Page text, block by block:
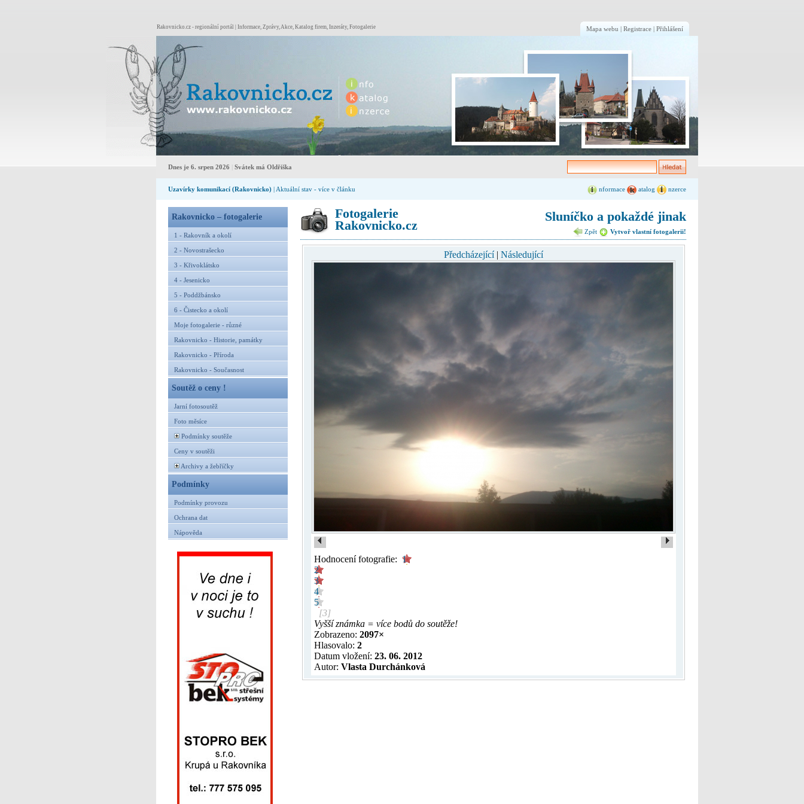
Mapa webu | Registrace | Přihlášení
Rakovnicko.cz - regionální portál | Informace, Zprávy, Akce, Katalog firem, Inzeráty, Fotogalerie
Dnes je 6. srpen 2026 Svátek má Oldřiška
Uzavírky komunikací (Rakovnicko) | Aktuální stav - více v článku nformace atalog nzerce
Rakovnicko – fotogalerie
1 - Rakovník a okolí
2 - Novostrašecko
3 - Křivoklátsko
4 - Jesenicko
5 - Poddžbánsko
6 - Čistecko a okolí
Moje fotogalerie - různé
Rakovnicko - Historie, památky
Rakovnicko - Příroda
Rakovnicko - Současnost
Soutěž o ceny !
Jarní fotosoutěž
Foto měsíce
Podmínky soutěže
Ceny v soutěži
Archivy a žebříčky
Podmínky
Podmínky provozu
Ochrana dat
Nápověda
Fotogalerie
Rakovnicko.cz
Sluníčko a pokaždé jinak
Zpět Vytvoř vlastní fotogalerii!
Předcházející| Následující
Hodnocení fotografie: 1
2
3
4
5
[3]
Vyšší známka = více bodů do soutěže!
Zobrazeno: 2097×
Hlasovalo: 2
Datum vložení: 23. 06. 2012
Autor: Vlasta Durchánková